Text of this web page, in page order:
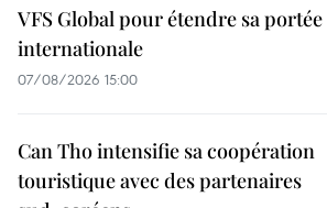
VFS Global pour étendre sa portée
internationale
07/08/2026 15:00
Can Tho intensifie sa coopération
touristique avec des partenaires